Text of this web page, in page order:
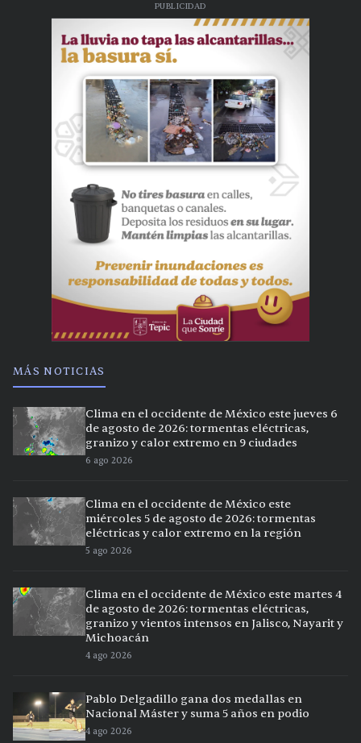
PUBLICIDAD
MÁS NOTICIAS
Clima en el occidente de México este jueves 6
de agosto de 2026: tormentas eléctricas,
granizo y calor extremo en 9 ciudades
6 ago 2026
Clima en el occidente de México este
miércoles 5 de agosto de 2026: tormentas
eléctricas y calor extremo en la región
5 ago 2026
Clima en el occidente de México este martes 4
de agosto de 2026: tormentas eléctricas,
granizo y vientos intensos en Jalisco, Nayarit y
Michoacán
4 ago 2026
Pablo Delgadillo gana dos medallas en
Nacional Máster y suma 5 años en podio
4 ago 2026